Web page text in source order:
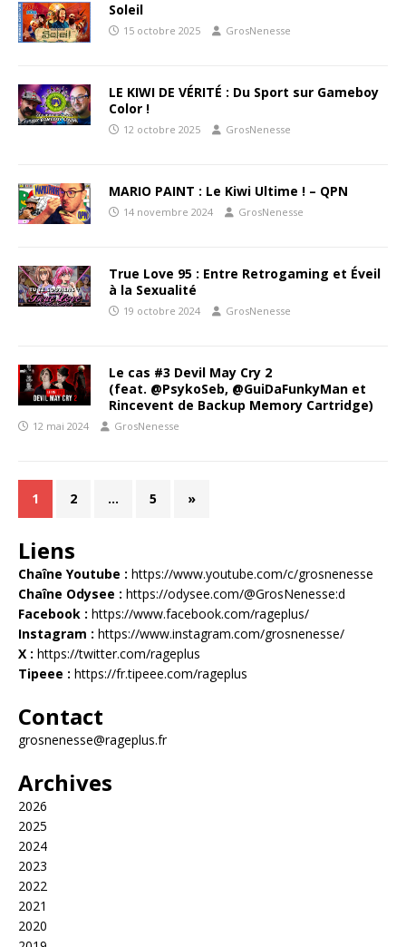
Soleil
15 octobre 2025 GrosNenesse
LE KIWI DE VÉRITÉ : Du Sport sur Gameboy
Color !
12 octobre 2025 GrosNenesse
MARIO PAINT : Le Kiwi Ultime ! – QPN
14 novembre 2024 GrosNenesse
True Love 95 : Entre Retrogaming et Éveil
à la Sexualité
19 octobre 2024 GrosNenesse
Le cas #3 Devil May Cry 2
(feat. ‪@PsykoSeb‬, ‪@GuiDaFunkyMan‬ et
Rincevent de Backup Memory Cartridge)
12 mai 2024 GrosNenesse
1 2 … 5 »
Liens
Chaîne Youtube : https://www.youtube.com/c/grosnenesse
Chaîne Odysee : https://odysee.com/@GrosNenesse:d
Facebook : https://www.facebook.com/rageplus/
Instagram : https://www.instagram.com/grosnenesse/
X : https://twitter.com/rageplus
Tipeee : https://fr.tipeee.com/rageplus
Contact
grosnenesse@rageplus.fr
Archives
2026
2025
2024
2023
2022
2021
2020